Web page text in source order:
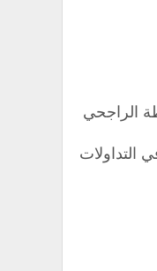
الراجحي
التداولات